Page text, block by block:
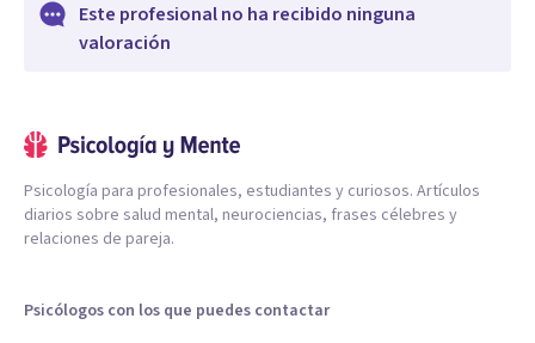
Este profesional no ha recibido ninguna
valoración
Psicología para profesionales, estudiantes y curiosos. Artículos
diarios sobre salud mental, neurociencias, frases célebres y
relaciones de pareja.
Psicólogos con los que puedes contactar